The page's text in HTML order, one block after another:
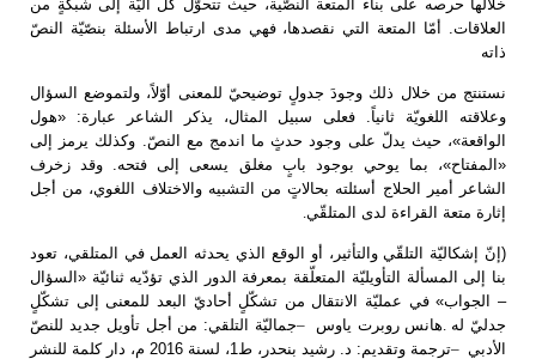
خلالها حرصه على بناء المتعة النصّية، حيث تتحوّل كلّ آليّة إلى شبكةٍ من
العلاقات. أمّا المتعة التي نقصدها، فهي مدى ارتباط الأسئلة بنصّيّة النصّ
نستنتج من خلال ذلك وجودَ جدولٍ توضيحيّ للمعنى أوّلاً، ولتموضع السؤال
وعلاقته اللغويّة ثانياً. فعلى سبيل المثال، يذكر الشاعر عبارة: «هول
الواقعة»، حيث يدلّ على وجود حدثٍ ما اندمج مع النصّ. وكذلك يرمز إلى
«المفتاح»، بما يوحي بوجود بابٍ مغلق يسعى إلى فتحه. وقد زخرف
الشاعر أمير الحلاج أسئلته بحالاتٍ من التشبيه والاختلاف اللغوي، من أجل
إثارة متعة القراءة لدى المتلقّي.
(إنّ إشكاليّة التلقّي والتأثير، أو الوقع الذي يحدثه العمل في المتلقي، تعود
بنا إلى المسألة التأويليّة المتعلّقة بمعرفة الدور الذي تؤدّيه ثنائيّة «السؤال
– الجواب» في عمليّة الانتقال من تشكّلٍ أحاديّ البعد للمعنى إلى تشكّلٍ
جدليّ له.هانس روبرت ياوس–جماليّة التلقي: من أجل تأويل جديد للنصّ
الأدبي–
ترجمة وتقديم: د. رشيد بنحدر، ط1، لسنة 2016 م، دار كلمة للنشر